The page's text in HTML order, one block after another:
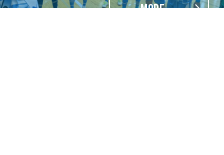
MORE